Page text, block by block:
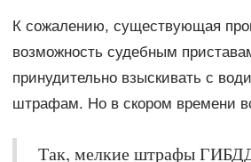
К сожалению, существующая
возможность судебным
принудительно взыскивать с
штрафам. Но в скором времени
Так, мелкие штрафы